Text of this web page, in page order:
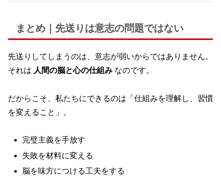
まとめ｜先送りは意志の問題ではない
先送りしてしまうのは、意志が弱いからではありません。
それは 人間の脳と心の仕組み なのです。
だからこそ、私たちにできるのは「仕組みを理解し、習慣
を変えること」。
完璧主義を手放す
失敗を材料に変える
脳を味方につける工夫をする